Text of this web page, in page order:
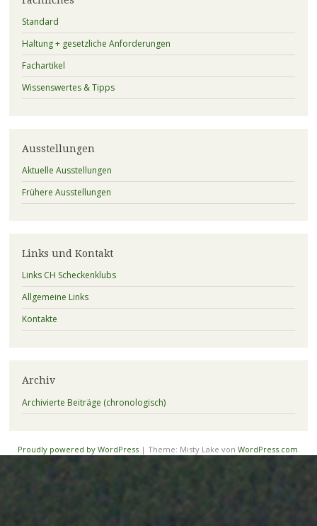
Standard
Haltung + gesetzliche Anforderungen
Fachartikel
Wissenswertes & Tipps
Ausstellungen
Aktuelle Ausstellungen
Frühere Ausstellungen
Links und Kontakt
Links CH Scheckenklubs
Allgemeine Links
Kontakte
Archiv
Archivierte Beiträge (chronologisch)
Proudly powered by WordPress | Theme: Misty Lake von WordPress.com